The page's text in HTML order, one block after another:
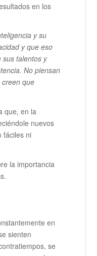
en los
y su
y que eso
sus talentos y
No piensan
que
que, en la
nuevos
fáciles ni
la importancia
en
sienten
se